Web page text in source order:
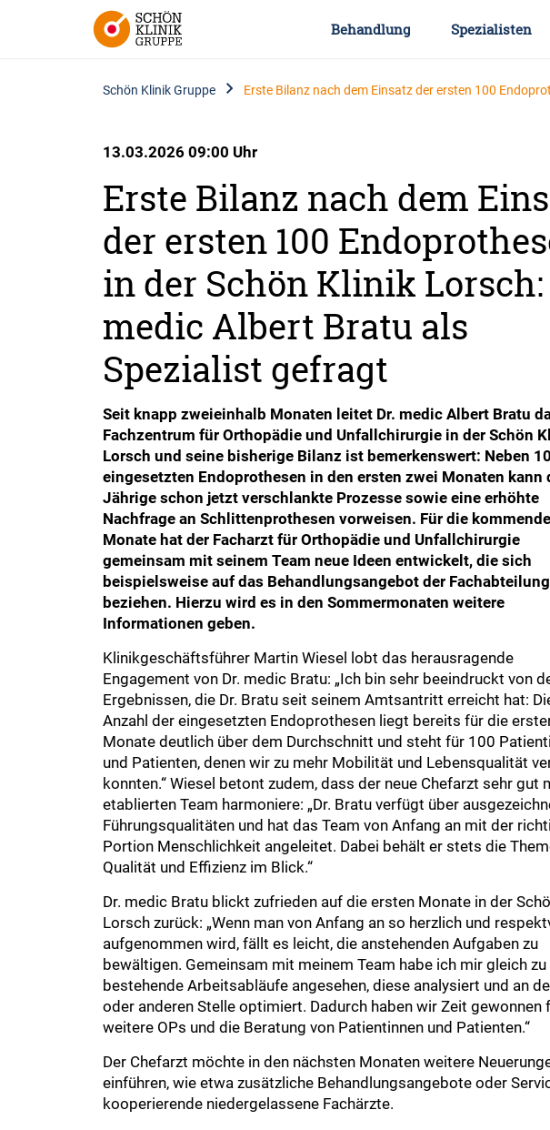
Behandlung Spezialisten
Schön Klinik Gruppe Erste Bilanz nach dem Einsatz der ersten 100
13.03.2026 09:00 Uhr
Erste Bilanz nach dem
der ersten 100
in der Schön Klinik Lorsch:
medic Albert Bratu als
Spezialist gefragt
Seit knapp zweieinhalb Monaten leitet Dr. medic Albert Bratu
Fachzentrum für Orthopädie und Unfallchirurgie in der Schön
Lorsch und seine bisherige Bilanz ist bemerkenswert: Neben
eingesetzten Endoprothesen in den ersten zwei Monaten kann
Jährige schon jetzt verschlankte Prozesse sowie eine erhöhte
Nachfrage an Schlittenprothesen vorweisen. Für die
Monate hat der Facharzt für Orthopädie und Unfallchirurgie
gemeinsam mit seinem Team neue Ideen entwickelt, die sich
beispielsweise auf das Behandlungsangebot der Fachabteilung
beziehen. Hierzu wird es in den Sommermonaten weitere
Informationen geben.
Klinikgeschäftsführer Martin Wiesel lobt das herausragende
Engagement von Dr. medic Bratu: „Ich bin sehr beeindruckt von
Ergebnissen, die Dr. Bratu seit seinem Amtsantritt erreicht hat:
Anzahl der eingesetzten Endoprothesen liegt bereits für die
Monate deutlich über dem Durchschnitt und steht für 100
und Patienten, denen wir zu mehr Mobilität und Lebensqualität
konnten.“ Wiesel betont zudem, dass der neue Chefarzt sehr gut
etablierten Team harmoniere: „Dr. Bratu verfügt über
Führungsqualitäten und hat das Team von Anfang an mit der
Portion Menschlichkeit angeleitet. Dabei behält er stets die
Qualität und Effizienz im Blick.“
Dr. medic Bratu blickt zufrieden auf die ersten Monate in der
Lorsch zurück: „Wenn man von Anfang an so herzlich und
aufgenommen wird, fällt es leicht, die anstehenden Aufgaben zu
bewältigen. Gemeinsam mit meinem Team habe ich mir gleich zu
bestehende Arbeitsabläufe angesehen, diese analysiert und an
oder anderen Stelle optimiert. Dadurch haben wir Zeit gewonnen
weitere OPs und die Beratung von Patientinnen und Patienten.“
Der Chefarzt möchte in den nächsten Monaten weitere
einführen, wie etwa zusätzliche Behandlungsangebote oder
kooperierende niedergelassene Fachärzte.